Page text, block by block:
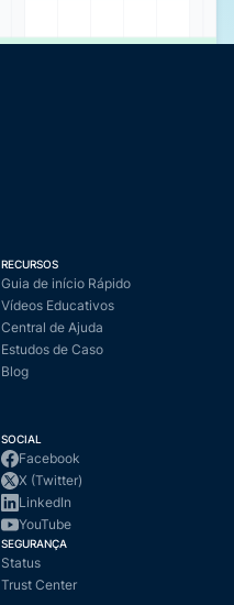
RECURSOS
Guia de início Rápido
Vídeos Educativos
Central de Ajuda
Estudos de Caso
Blog
SOCIAL
Facebook
X (Twitter)
LinkedIn
YouTube
SEGURANÇA
Status
Trust Center